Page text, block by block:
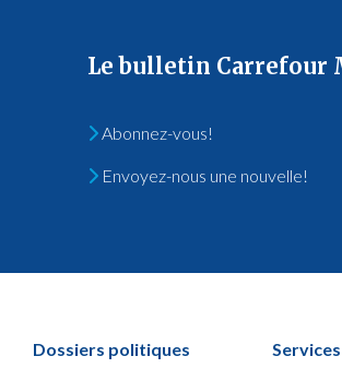
Le bulletin Carrefour
Abonnez-vous!
Envoyez-nous une nouvelle!
Dossiers politiques Services